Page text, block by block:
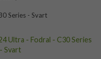
Series - Svart